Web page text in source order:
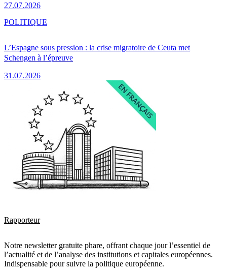
27.07.2026
L’Espagne sous pression : la crise migratoire de Ceuta met
Schengen à l’épreuve
31.07.2026
POLITIQUE
Rapporteur
Notre newsletter gratuite phare, offrant chaque jour l’essentiel de
l’actualité et de l’analyse des institutions et capitales européennes.
Indispensable pour suivre la politique européenne.